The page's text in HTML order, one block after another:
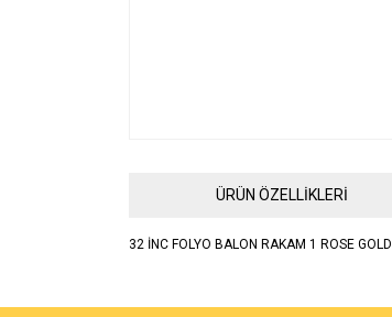
ÜRÜN ÖZELLİKLERİ
32 İNC FOLYO BALON RAKAM 1 ROSE GOLD